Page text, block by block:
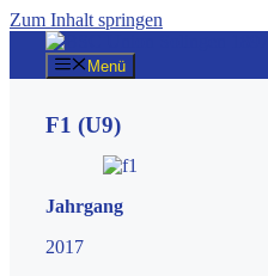
Zum Inhalt springen
Menü
F1 (U9)
Jahrgang
2017